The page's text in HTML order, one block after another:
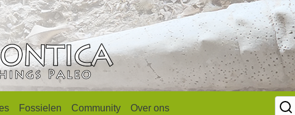
Fossielen Community Over ons